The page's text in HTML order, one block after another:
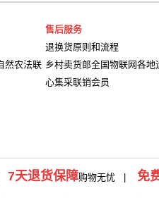
然农法联
售后服务
退换货原则和流程
乡村卖货郎全国物联网各地
心集采联销会员
7天退货保障购物无忧 | 免